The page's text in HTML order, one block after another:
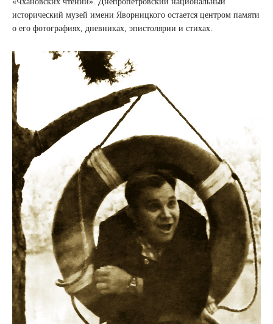
исторический музей имени Яворницкого остается центром памяти
о его фотографиях, дневниках, эпистолярии и стихах.